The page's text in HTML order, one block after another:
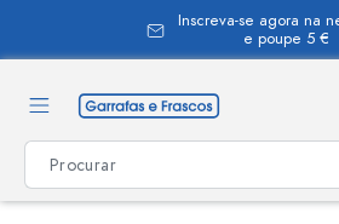
Inscreva-se agora na
e poupe 5 €